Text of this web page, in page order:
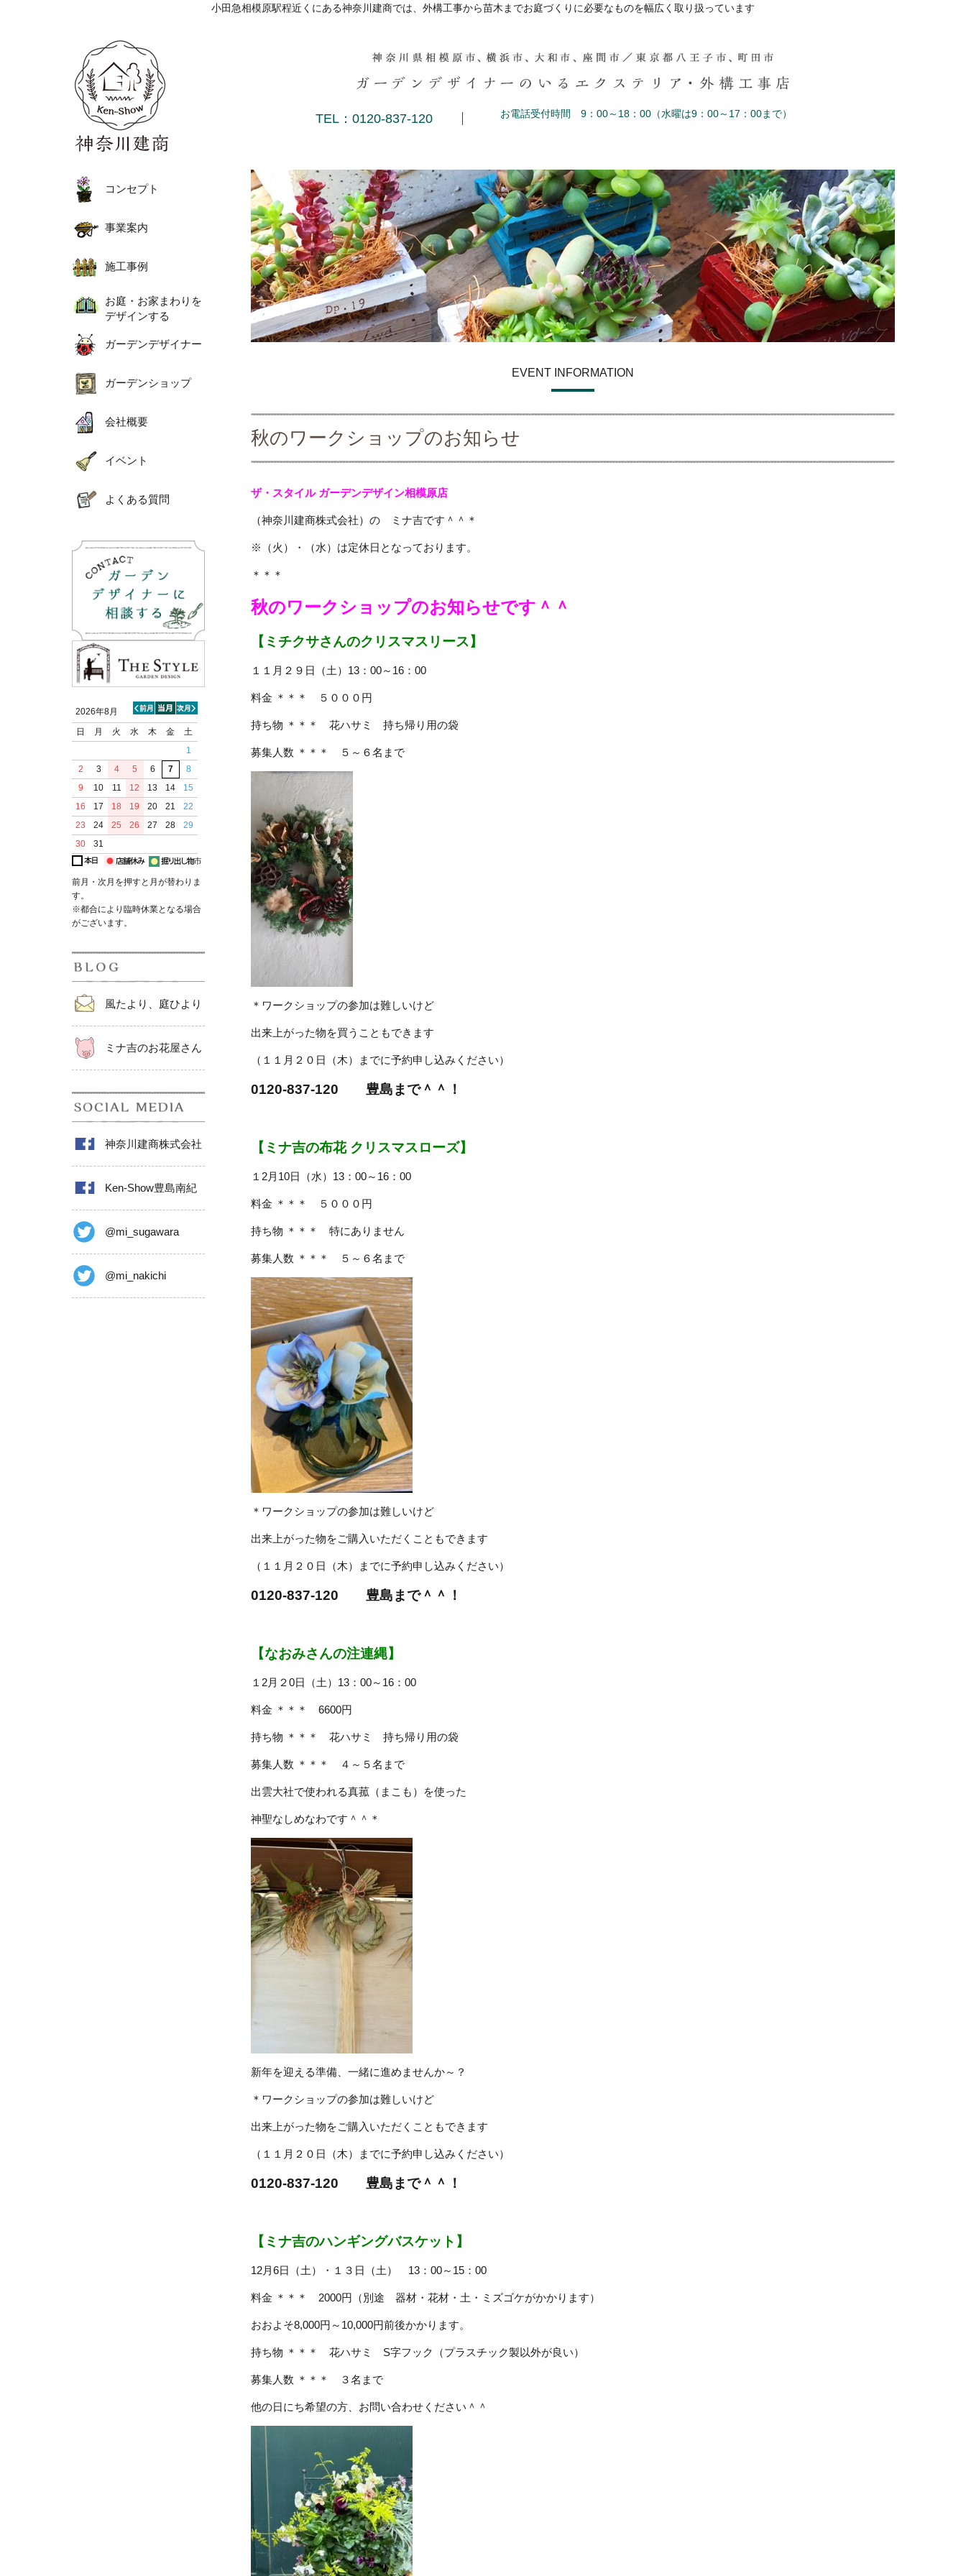
小田急相模原駅程近くにある神奈川建商では、外構工事から苗木までお庭づくりに必要なものを幅広く取り扱っています
TEL：0120-837-120 お電話受付時間 9：00～18：00（水曜は9：00～17：00まで）
コンセプト
事業案内
施工事例
お庭・お家まわりを
デザインする
ガーデンデザイナー
ガーデンショップ
会社概要
イベント
よくある質問
2026年8月
日
月 火 水 木 金
土
1
2
3 4 5 6 7
8
9
10 11 12 13 14
15
16
17 18 19 20 21
22
23
24 25 26 27 28
29
30
31
前月・次月を押すと月が替わりま
す。
※都合により臨時休業となる場合
がございます。
風たより、庭ひより
ミナ吉のお花屋さん
神奈川建商株式会社
Ken-Show豊島南紀
@mi_sugawara
@mi_nakichi
EVENT INFORMATION
秋のワークショップのお知らせ
ザ・スタイル ガーデンデザイン相模原店
（神奈川建商株式会社）の ミナ吉です＾＾＊
※（火）・（水）は定休日となっております。
＊＊＊
秋のワークショップのお知らせです＾＾
【ミチクサさんのクリスマスリース】
１１月２９日（土）13：00～16：00
料金 ＊＊＊ ５０００円
持ち物 ＊＊＊ 花ハサミ 持ち帰り用の袋
募集人数 ＊＊＊ ５～６名まで
＊ワークショップの参加は難しいけど
出来上がった物を買うこともできます
（１１月２０日（木）までに予約申し込みください）
0120-837-120 豊島まで＾＾！
【ミナ吉の布花 クリスマスローズ】
１2月10日（水）13：00～16：00
料金 ＊＊＊ ５０００円
持ち物 ＊＊＊ 特にありません
募集人数 ＊＊＊ ５～６名まで
＊ワークショップの参加は難しいけど
出来上がった物をご購入いただくこともできます
（１１月２０日（木）までに予約申し込みください）
0120-837-120 豊島まで＾＾！
【なおみさんの注連縄】
１2月２0日（土）13：00～16：00
料金 ＊＊＊ 6600円
持ち物 ＊＊＊ 花ハサミ 持ち帰り用の袋
募集人数 ＊＊＊ ４～５名まで
出雲大社で使われる真菰（まこも）を使った
神聖なしめなわです＾＾＊
新年を迎える準備、一緒に進めませんか～？
＊ワークショップの参加は難しいけど
出来上がった物をご購入いただくこともできます
（１１月２０日（木）までに予約申し込みください）
0120-837-120 豊島まで＾＾！
【ミナ吉のハンギングバスケット】
12月6日（土）・１３日（土） 13：00～15：00
料金 ＊＊＊ 2000円（別途 器材・花材・土・ミズゴケがかかります）
おおよそ8,000円～10,000円前後かかります。
持ち物 ＊＊＊ 花ハサミ S字フック（プラスチック製以外が良い）
募集人数 ＊＊＊ ３名まで
他の日にち希望の方、お問い合わせください＾＾